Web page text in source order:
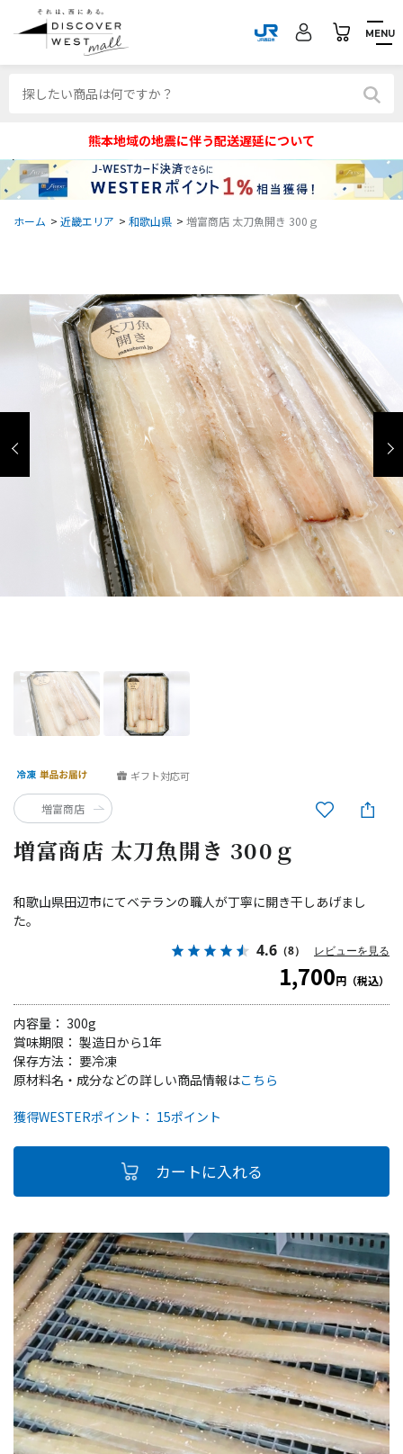
MENU
熊本地域の地震に伴う配送遅延について
ホーム > 近畿エリア > 和歌山県 > 増富商店 太刀魚開き 300ｇ
増富商店 太刀魚開き 300ｇ
ギフト対応可
和歌山県田辺市にてベテランの職人が丁寧に開き干しあげまし
た。
4.6 （8） レビューを見る
1,700円（税込）
内容量： 300g
賞味期限： 製造日から1年
保存方法： 要冷凍
獲得WESTERポイント： 15ポイント
原材料名・成分などの詳しい商品情報はこちら
増富商店